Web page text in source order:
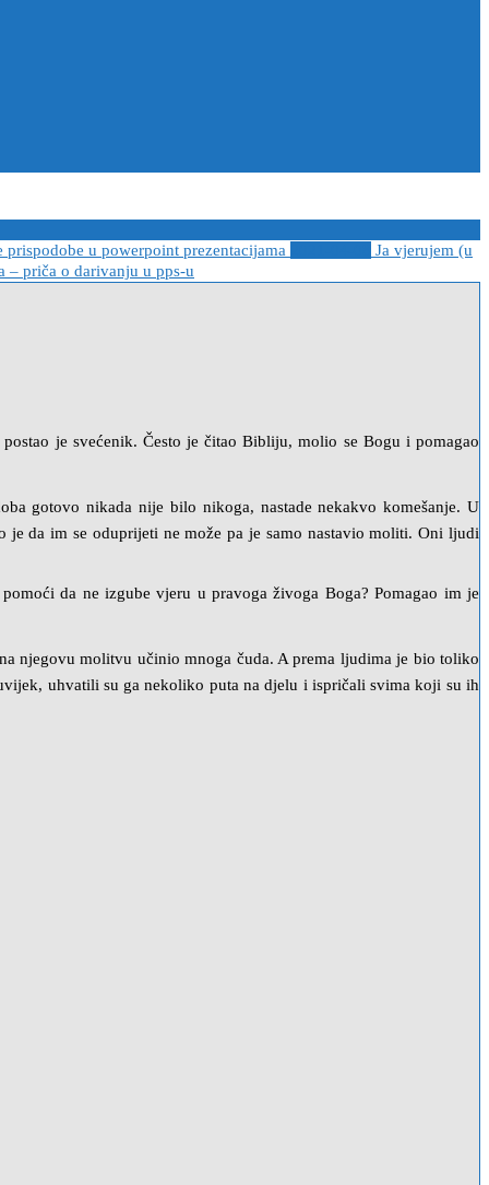
prispodobe u powerpoint prezentacijama
Ja vjerujem (u
– priča o darivanju u pps-u
je svećenik. Često je čitao Bibliju, molio se Bogu i pomagao
gotovo nikada nije bilo nikoga, nastade nekakvo komešanje. U
da im se oduprijeti ne može pa je samo nastavio moliti. Oni ljudi
da ne izgube vjeru u pravoga živoga Boga? Pomagao im je
njegovu molitvu učinio mnoga čuda. A prema ljudima je bio toliko
uhvatili su ga nekoliko puta na djelu i ispričali svima koji su ih